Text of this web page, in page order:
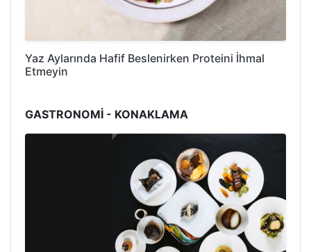
Yaz Aylarında Hafif Beslenirken Proteini İhmal
Etmeyin
GASTRONOMİ - KONAKLAMA